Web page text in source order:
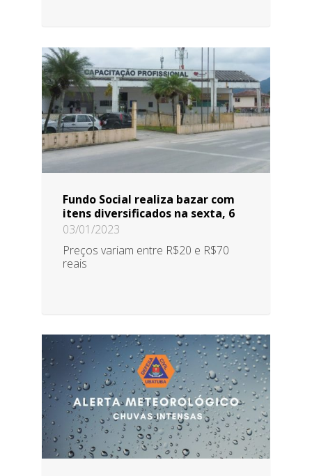
Fundo Social realiza bazar com
itens diversificados na sexta, 6
03/01/2023
Preços variam entre R$20 e R$70
reais